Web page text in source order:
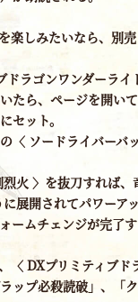
楽しみたいなら、別
ドラゴンワンダーラ
たら、ページを開い
セット。
〈 ソードライバーバ
火 〉を抜刀すれば
展開されてパワーア
ームチェンジが完了す
〈 DXプリミティブ
ップ必殺読破」、「